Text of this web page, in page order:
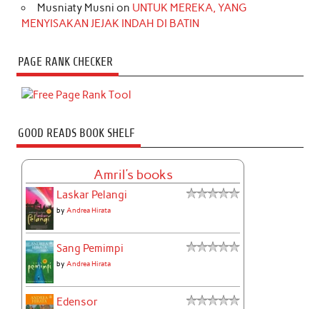
Musniaty Musni on UNTUK MEREKA, YANG
MENYISAKAN JEJAK INDAH DI BATIN
PAGE RANK CHECKER
GOOD READS BOOK SHELF
Amril's books
Laskar Pelangi
by Andrea Hirata
Sang Pemimpi
by Andrea Hirata
Edensor